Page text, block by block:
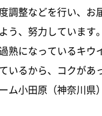
調整などを行い、お
う、努力しています。
熟になっているキウ
いるから、コクがあ
ム小田原（神奈川県